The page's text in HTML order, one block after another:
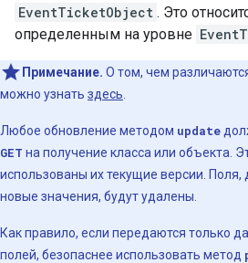
EventTicketObject . Это
определенным на уровне
Примечание. О том, чем
можно узнать здесь
Любое обновление методом update
GET на получение класса или объекта.
использованы их текущие версии. Поля,
новые значения, будут удалены.
Как правило, если передаются только
полей, безопаснее использовать метод